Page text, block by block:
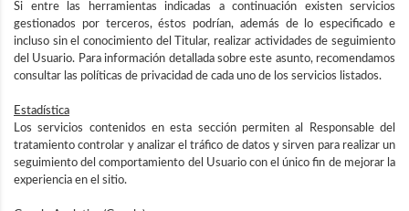
Si entre las herramientas indicadas a continuación existen servicios
gestionados por terceros, éstos podrían, además de lo especificado e
incluso sin el conocimiento del Titular, realizar actividades de seguimiento
del Usuario. Para información detallada sobre este asunto, recomendamos
consultar las políticas de privacidad de cada uno de los servicios listados.
Estadística
Los servicios contenidos en esta sección permiten al Responsable del
tratamiento controlar y analizar el tráfico de datos y sirven para realizar un
seguimiento del comportamiento del Usuario con el único fin de mejorar la
experiencia en el sitio.